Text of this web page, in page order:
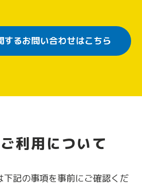
するお問い合わせはこちら
利用について
下記の事項を事前にご確認くだ